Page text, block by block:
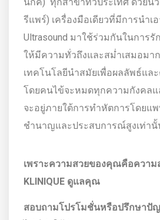
รีแพร์) เครื่องมือเดียวที่มีการนำเ
Ultrasound มาใช้ร่วมกันในการรั
ให้มีความทั่วถึงและสม่ำเสมอมา
เทคโนโลยีนำสมัยเพื่อผลลัพธ์แล
โดยคนไข้จะหมดทุกความกังคลแ
จะอยู่ภายใต้การทำหัตการโดยแ
ชำนาญและประสบการณ์สูงเท่า
เพราะความสวยของคุณคือความ
KLINIQUE ดูแลคุณ
สอบถามโปรโมชั่นหรือปรึกษาปั